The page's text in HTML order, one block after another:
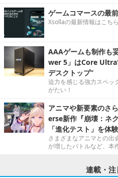
ゲームコマースの最
Xsollaの最新情報はこち
AAAゲームも制作も
wer 5」はCore Ultra
デスクトップ”
迫力を感じる強力スペッ
がたい！
アニマや新要素のさ
erse新作『崩壊：ネ
「進化テスト」を体
さまざまなアニマとの出
が増したバトルなど、本
連載・注